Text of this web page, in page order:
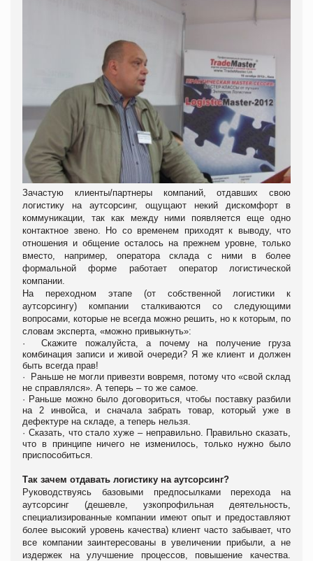
Зачастую клиенты/партнеры компаний, отдавших свою
логистику на аутсорсинг, ощущают некий дискомфорт в
коммуникации, так как между ними появляется еще одно
контактное звено. Но со временем приходят к выводу, что
отношения и общение осталось на прежнем уровне, только
вместо, например, оператора склада с ними в более
формальной форме работает оператор логистической
компании.
На переходном этапе (от собственной логистики к
аутсорсингу) компании сталкиваются со следующими
вопросами, которые не всегда можно решить, но к которым, по
словам эксперта, «можно привыкнуть»:
· Скажите пожалуйста, а почему на получение груза
комбинация записи и живой очереди? Я же клиент и должен
быть всегда прав!
·
Раньше не могли привезти вовремя, потому что «свой склад
не справлялся». А теперь – то же самое.
· Раньше можно было договориться, чтобы поставку разбили
на 2 инвойса, и сначала забрать товар, который уже в
дефектуре на складе, а теперь нельзя.
· Сказать, что стало хуже – неправильно. Правильно сказать,
что в принципе ничего не изменилось, только нужно было
приспособиться.
Так зачем отдавать логистику на аутсорсинг?
Руководствуясь базовыми предпосылками перехода на
аутсорсинг (дешевле, узкопрофильная деятельность,
специализированные компании имеют опыт и предоставляют
более высокий уровень качества) клиент часто забывает, что
все компании заинтересованы в увеличении прибыли, а не
издержек на улучшение процессов, повышение качества.